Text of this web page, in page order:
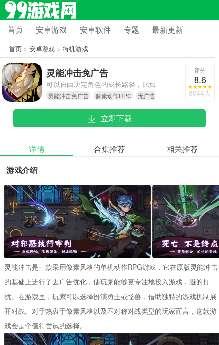
首页 安卓游戏 安卓软件 专题 最新更新
首页> 安卓游戏> 街机游戏
灵能冲击免广告
可以自由决定角色的成长路径，比如
挑选不同的武器装备，以及规划技能
树的加点方向。
灵能冲击免广告 像素动作RPG
无广告
评分
8.6
8044人
立即下载
详情 合集推荐
相关推荐
游戏介绍
灵能冲击是一款采用像素风格的单机动作RPG游戏，它在原版灵能冲击
的基础上进行了去广告优化，使玩家能够更专注地投入游戏，避的打
扰。在游戏里，玩家可以选择扮演勇士或怪兽，借助独特的游戏机制展
开对战。对于热衷于像素风格以及不对称对战类型的玩家而言，这款游
戏会是个值得尝试的选择。